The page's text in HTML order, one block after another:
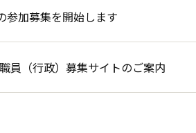
参加募集を開始します
員（行政）募集サイトのご案内